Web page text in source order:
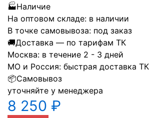
🏭Наличие
На оптовом складе: в наличии
В точке самовывоза: под заказ
🚚Доставка — по тарифам ТК
Москва: в течение 2 - 3 дней
МО и Россия: быстрая доставка ТК
📦Самовывоз
уточняйте у менеджера
8 250 ₽